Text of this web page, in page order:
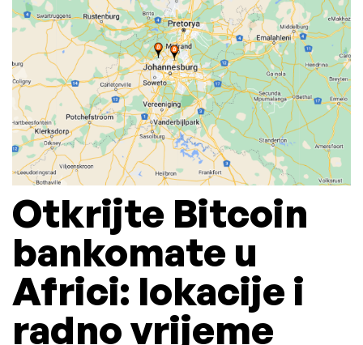
Otkrijte Bitcoin
bankomate u
Africi: lokacije i
radno vrijeme